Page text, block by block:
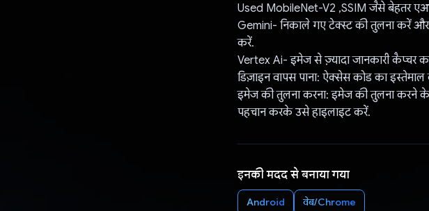
Used MobileNet-V2 ,SSIM जैसे बेहतर
Gemini- निकाले गए टेक्स्ट की तुलना करें और
करें.
Vertex Ai- इमेज से ज़्यादा जानकारी कैप्चर
डिज़ाइन वापस पाना: ऐक्सेस कोड का
इमेज की तुलना करना: इमेज की तुलना करने
पहचान करके उसे हाइलाइट करें.
इनकी मदद से बनाया गया
Android वेब/Chrome